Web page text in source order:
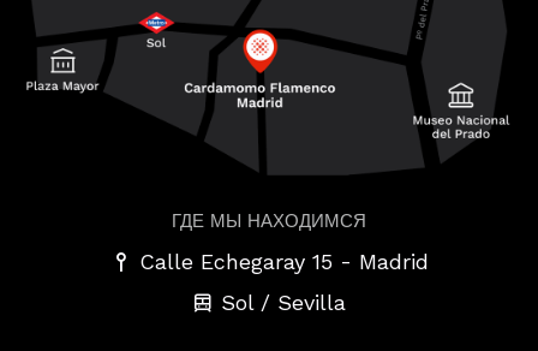
ГДЕ МЫ НАХОДИМСЯ
Calle Echegaray 15 - Madrid
Sol / Sevilla